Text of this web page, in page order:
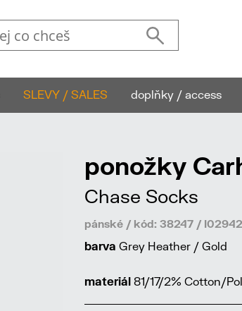
SLEVY / SALES doplňky / access
ponožky
Chase Socks
pánské / kód: 38247 /
barva Grey Heather / Gold
materiál 81/17/2% Cotton/